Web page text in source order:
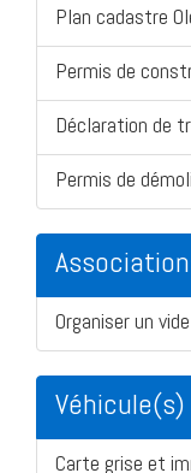
Plan cadastre
Permis de
Déclaration de
Permis de
Organiser un
Véhicule(s)
Carte grise et